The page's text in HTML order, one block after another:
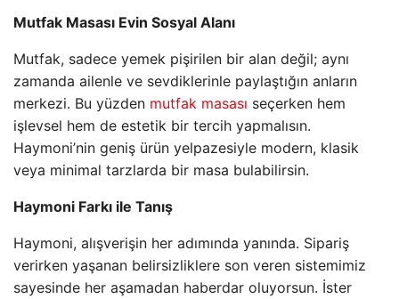
Mutfak Masası Evin Sosyal Alanı
Mutfak, sadece yemek pişirilen bir alan değil; aynı
zamanda ailenle ve sevdiklerinle paylaştığın anların
merkezi. Bu yüzden mutfak masası seçerken hem
işlevsel hem de estetik bir tercih yapmalısın.
Haymoni’nin geniş ürün yelpazesiyle modern, klasik
veya minimal tarzlarda bir masa bulabilirsin.
Haymoni Farkı ile Tanış
Haymoni, alışverişin her adımında yanında. Sipariş
verirken yaşanan belirsizliklere son veren sistemimiz
sayesinde her aşamadan haberdar oluyorsun. İster